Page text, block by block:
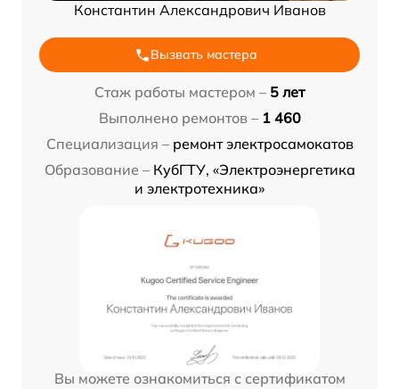
Константин Александрович Иванов
Вызвать мастера
Стаж работы мастером – 5 лет
Выполнено ремонтов – 1 460
Специализация – ремонт электросамокатов
Образование – КубГТУ, «Электроэнергетика
и электротехника»
Вы можете ознакомиться с сертификатом